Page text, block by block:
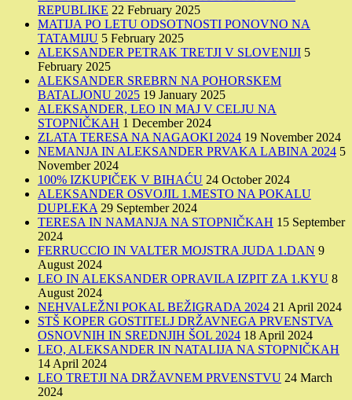
REPUBLIKE 22 February 2025
MATIJA PO LETU ODSOTNOSTI PONOVNO NA
TATAMIJU 5 February 2025
ALEKSANDER PETRAK TRETJI V SLOVENIJI 5
February 2025
ALEKSANDER SREBRN NA POHORSKEM
BATALJONU 2025 19 January 2025
ALEKSANDER, LEO IN MAJ V CELJU NA
STOPNIČKAH 1 December 2024
ZLATA TERESA NA NAGAOKI 2024 19 November 2024
NEMANJA IN ALEKSANDER PRVAKA LABINA 2024 5
November 2024
100% IZKUPIČEK V BIHAĆU 24 October 2024
ALEKSANDER OSVOJIL 1.MESTO NA POKALU
DUPLEKA 29 September 2024
TERESA IN NAMANJA NA STOPNIČKAH 15 September
2024
FERRUCCIO IN VALTER MOJSTRA JUDA 1.DAN 9
August 2024
LEO IN ALEKSANDER OPRAVILA IZPIT ZA 1.KYU 8
August 2024
NEHVALEŽNI POKAL BEŽIGRADA 2024 21 April 2024
STŠ KOPER GOSTITELJ DRŽAVNEGA PRVENSTVA
OSNOVNIH IN SREDNJIH ŠOL 2024 18 April 2024
LEO, ALEKSANDER IN NATALIJA NA STOPNIČKAH
14 April 2024
LEO TRETJI NA DRŽAVNEM PRVENSTVU 24 March
2024